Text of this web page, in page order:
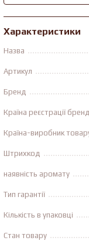
Характеристики
Назва
Артикул
Бренд
Країна реєстрації
Країна-виробник
Штрихкод
наявність аромату
Тип гарантії
Кількість в упаковці
Стан товару